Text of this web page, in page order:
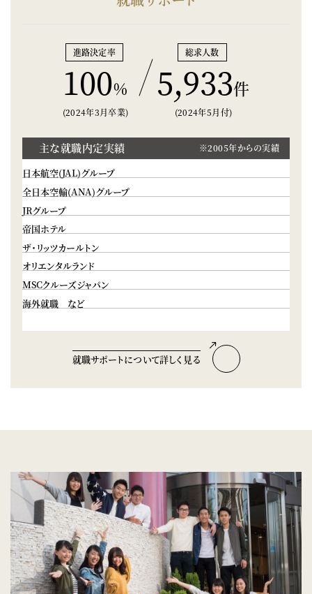
進路決定率
100%
(2024年3月卒業)
総求人数
5,933件
(2024年5月付)
主な就職内定実績 ※2005年からの実績
日本航空(JAL)グループ
全日本空輸(ANA)グループ
JRグループ
帝国ホテル
ザ・リッツカールトン
オリエンタルランド
MSCクルーズジャパン
海外就職 など
就職サポートについて詳しく見る